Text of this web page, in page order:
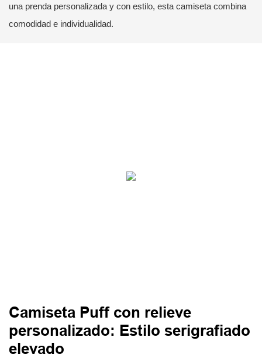
una prenda personalizada y con estilo, esta camiseta combina
comodidad e individualidad.
Camiseta Puff con relieve
personalizado: Estilo serigrafiado
elevado